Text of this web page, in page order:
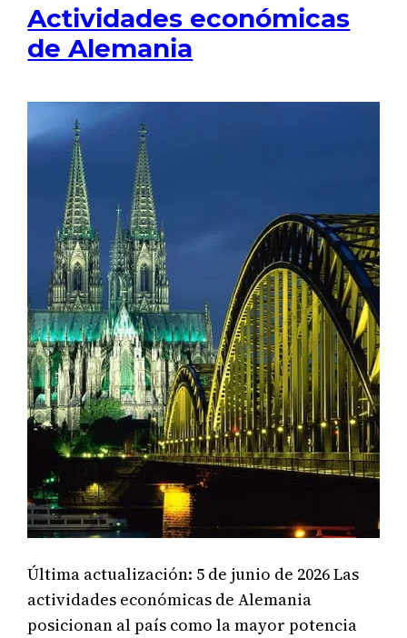
Actividades económicas
de Alemania
Última actualización: 5 de junio de 2026 Las
actividades económicas de Alemania
posicionan al país como la mayor potencia